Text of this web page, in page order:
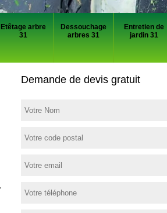
Etêtage arbre
31
Dessouchage
arbres 31
Entretien de
jardin 31
Demande de devis gratuit